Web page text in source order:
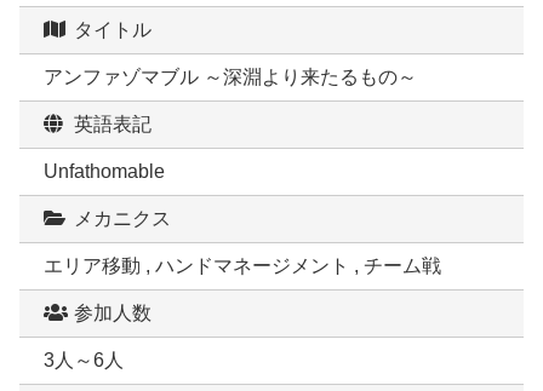
タイトル
アンファゾマブル ～深淵より来たるもの～
英語表記
Unfathomable
メカニクス
エリア移動 , ハンドマネージメント , チーム戦
参加人数
3人～6人